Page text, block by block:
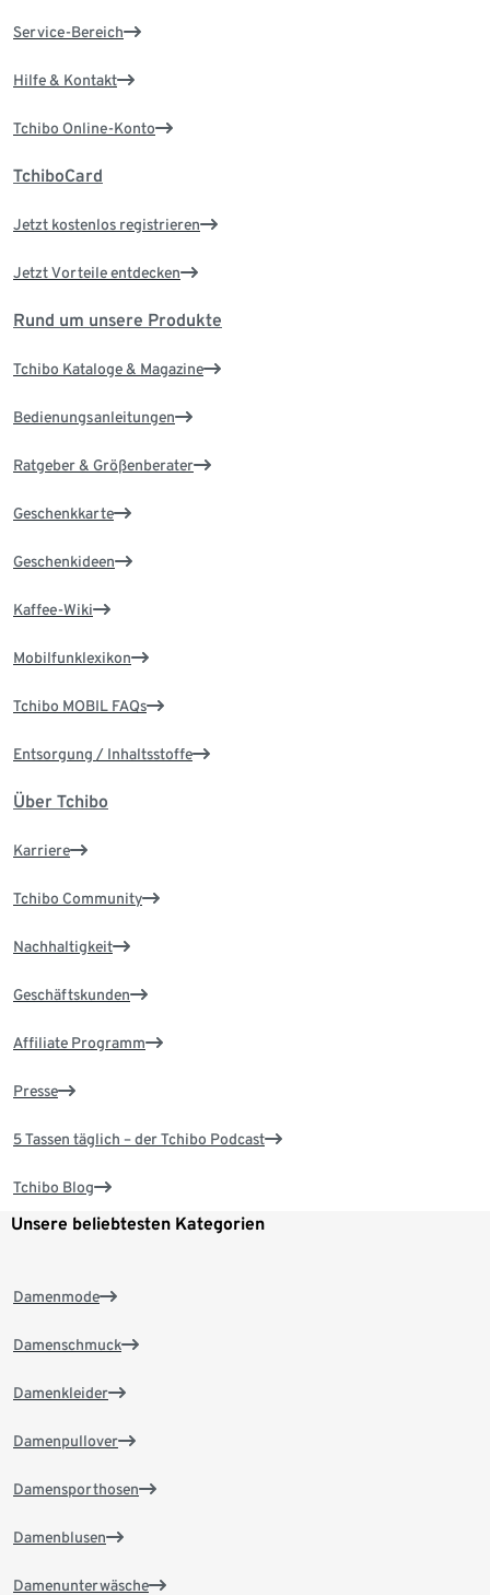
Service-Bereich
Hilfe & Kontakt
Tchibo Online-Konto
TchiboCard
Jetzt kostenlos registrieren
Jetzt Vorteile entdecken
Rund um unsere Produkte
Tchibo Kataloge & Magazine
Bedienungsanleitungen
Ratgeber & Größenberater
Geschenkkarte
Geschenkideen
Kaffee-Wiki
Mobilfunklexikon
Tchibo MOBIL FAQs
Entsorgung / Inhaltsstoffe
Über Tchibo
Karriere
Tchibo Community
Nachhaltigkeit
Geschäftskunden
Affiliate Programm
Presse
5 Tassen täglich – der Tchibo Podcast
Tchibo Blog
Unsere beliebtesten Kategorien
Damenmode
Damenschmuck
Damenkleider
Damenpullover
Damensporthosen
Damenblusen
Damenunterwäsche